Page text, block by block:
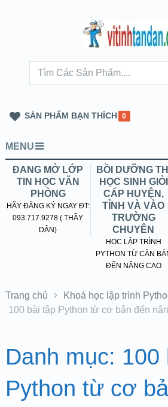
SẢN PHẨM BẠN THÍCH 0
MENU
ĐANG MỞ LỚP
TIN HỌC VĂN
PHÒNG
HÃY ĐĂNG KÝ NGAY ĐT:
093.717.9278 ( THẦY
DÂN)
BỒI DƯỠNG THI
HỌC SINH GIỎI
CẤP HUYỆN,
TỈNH VÀ VÀO
TRƯỜNG
CHUYÊN
HỌC LẬP TRÌNH
PYTHON TỪ CĂN
ĐẾN NÂNG CAO
Trang chủ
Khoá học lập trình
100 bài tập Python từ cơ bản đến
Danh mục: 100
Python từ cơ